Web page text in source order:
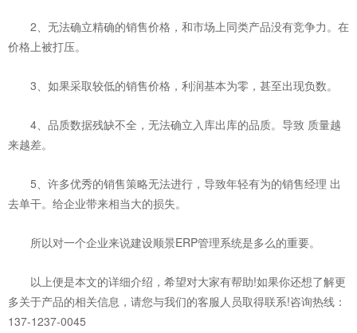
2、无法确立精确的销售价格，和市场上同类产品没有竞争力。在
价格上被打压。
3、如果采取较低的销售价格，利润基本为零，甚至出现负数。
4、品质数据残缺不全，无法确立入库出库的品质。导致 质量越
来越差。
5、许多优秀的销售策略无法进行，导致年轻有为的销售经理 出
去单干。给企业带来相当大的损失。
所以对一个企业来说建设顺景ERP管理系统是多么的重要。
以上便是本文的详细介绍，希望对大家有帮助!如果你还想了解更
多关于产品的相关信息，请您与我们的客服人员取得联系!咨询热线：
137-1237-0045